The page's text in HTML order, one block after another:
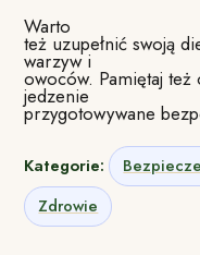
Warto
też uzupełnić swoją
warzyw i
owoców. Pamiętaj też
jedzenie
przygotowywane
Kategorie:
Zdrowie